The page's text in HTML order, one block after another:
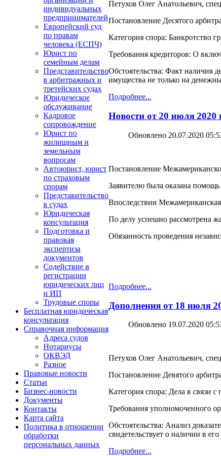
индивидуальных
предпринимателей
Европейский суд
по правам
человека (ЕСПЧ)
Юрист по
семейным делам
Представительство
в арбитражных и
третейских судах
Юридическое
обслуживание
Кадровое
сопровождение
Юрист по
жилищным и
земельным
вопросам
Автоюрист, юрист
по страховым
спорам
Представительство
в судах
Юридическая
консультация
Подготовка и
правовая
экспертиза
документов
Содействие в
регистрации
юридических лиц
и ИП
Трудовые споры
Бесплатная юридическая
консультация
Справочная информация
Адреса судов
Нотариусы
ОКВЭД
Разное
Правовые новости
Статьи
Бизнес-новости
Документы
Контакты
Карта сайта
Политика в отношении
обработки
персональных данных
Петухов Олег Анатольевич,
Постановление Десятого
Категория спора: Банкротство
Требования кредиторов: О
Обстоятельства: Факт наличия
имущества не только на
Подробнее...
Новости от 20 июля
Обновлено 20.07.2020
Постановление
Заявителю была оказана
Впоследствии
По делу успешно рассмотрена
Обязанность проведения
Подробнее...
Дополнения от 18 июля
Обновлено 19.07.2020
Петухов Олег Анатольевич,
Постановление Девятого
Категория спора: Дела в связи
Требования уполномоченного
Обстоятельства: Анализ
свидетельствует о наличии в
Подробнее...